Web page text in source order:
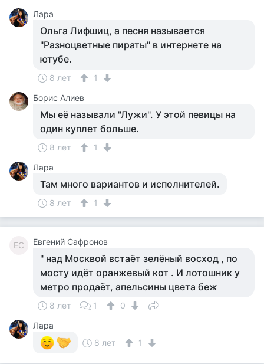
Лара
Ольга Лифшиц, а песня называется
"Разноцветные пираты" в интернете на
ютубе.
8 лет
1
Борис Алиев
Мы её называли "Лужи". У этой певицы на
один куплет больше.
8 лет
1
Лара
Там много вариантов и исполнителей.
8 лет 1
ЕС Евгений Сафронов
" над Москвой встаёт зелёный восход , по
мосту идёт оранжевый кот . И лотошник у
метро продаёт, апельсины цвета беж
8 лет 1
0
Лара
8 лет
1